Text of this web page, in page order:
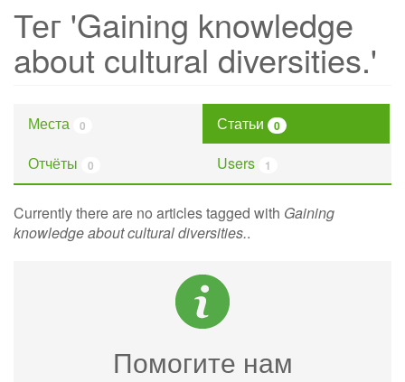
Тег 'Gaining knowledge
about cultural diversities.'
Места 0 Статьи 0
Отчёты 0 Users 1
Currently there are no articles tagged with Gaining
knowledge about cultural diversities..
Помогите нам